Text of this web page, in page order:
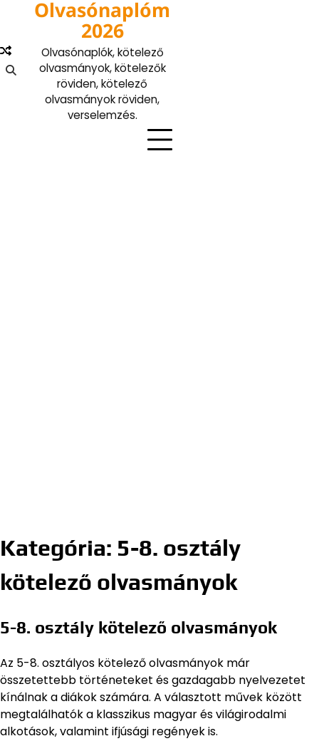
content
Olvasónaplóm
2026
Olvasónaplók, kötelező
olvasmányok, kötelezők
röviden, kötelező
olvasmányok röviden,
verselemzés.
Kategória: 5-8. osztály
kötelező olvasmányok
5-8. osztály kötelező olvasmányok
Az 5-8. osztályos kötelező olvasmányok már
összetettebb történeteket és gazdagabb nyelvezetet
kínálnak a diákok számára. A választott művek között
megtalálhatók a klasszikus magyar és világirodalmi
alkotások, valamint ifjúsági regények is.